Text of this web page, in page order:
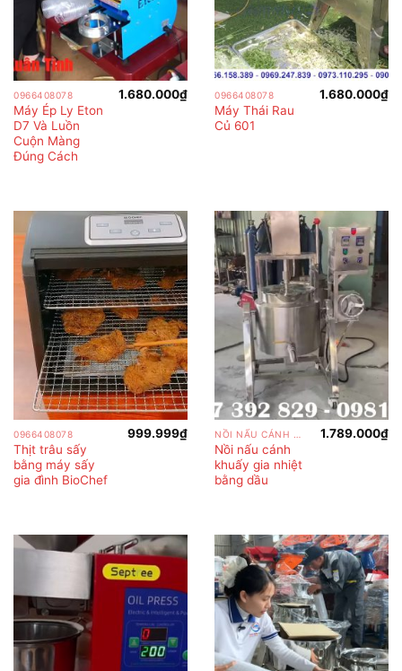
0966408078
Máy Ép Ly Eton
D7 Và Luồn
Cuộn Màng
Đúng Cách
1.680.000₫ 0966408078
Máy Thái Rau
Củ 601
1.680.000₫
0966408078
Thịt trâu sấy
bằng máy sấy
gia đình BioChef
999.999₫
Nồi nấu cánh
khuấy gia nhiệt
bằng dầu
1.789.000₫